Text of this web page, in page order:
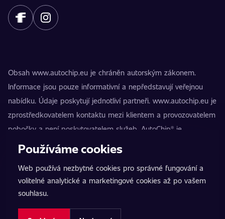
Obsah www.autochip.eu je chráněn autorským zákonem.
Informace jsou pouze informativní a nepředstavují veřejnou
nabídku. Údaje poskytují jednotliví partneři. www.autochip.eu je
zprostředkovatelem kontaktu mezi klientem a provozovatelem
pobočky a není poskytovatelem služeb. AutoChip® je
registrovaná ochranná známka Petra Kučery. Úpravy, které
nezpůsobilosti vozidla k provozu na pozemních komunikacích.
Přesné informace poskytuje vždy konkrétní provozovatel
pobočky.
Používáme cookies
Web používá nezbytné cookies pro správné fungování a
volitelné analytické a marketingové cookies až po vašem
souhlasu.